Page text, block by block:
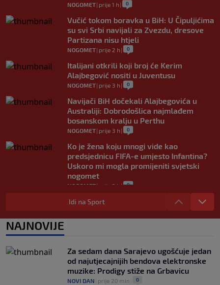
NOGOMET| prije 1 h | 0
Vučić tokom boravka u BiH: U Čipuljićima
su svi Srbi navijali za Zvezdu, dresove
Partizana nisu htjeli
NOGOMET| prije 2 h | 0
Italijani otkrili koji broj će Kerim
Alajbegović nositi u Juventusu
NOGOMET| prije 3 h | 0
Navijači BiH dočekali Alajbegovića u
Australiji: Dobrodošlica najmlađem
bosanskom kralju u Perthu
NOGOMET| prije 3 h | 0
Ko je žena koju mnogi vide kao
predsjednicu FIFA-e umjesto Infantina?
Uskoro mi mogla promijeniti svjetski
nogomet
NOGOMET|prije 3 h| 0
FIFA se izvinila svim svojim članicama
zbog FFE projekta: Ali rukovodstvo i
dalje podržava Infantina
Lionel Messi postigao dva gola u pobjedi
Inter Miamija i ispisao historiju Leagues
Cupa (VIDEO)
prije 3 h| 0
Idi na Sport
NAJNOVIJE
Za sedam dana Sarajevo ugošćuje jedan
od najutjecajnijih bendova elektronske
muzike: Prodigy stiže na Grbavicu
NOVI DAN prije 20 min 0